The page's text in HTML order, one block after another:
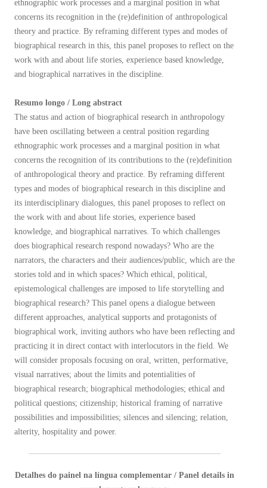
ethnographic work processes and a marginal position in what
concerns its recognition in the (re)definition of anthropological
theory and practice. By reframing different types and modes of
biographical research in this, this panel proposes to reflect on the
work with and about life stories, experience based knowledge,
and biographical narratives in the discipline.
Resumo longo / Long abstract
The status and action of biographical research in anthropology
have been oscillating between a central position regarding
ethnographic work processes and a marginal position in what
concerns the recognition of its contributions to the (re)definition
of anthropological theory and practice. By reframing different
types and modes of biographical research in this discipline and
its interdisciplinary dialogues, this panel proposes to reflect on
the work with and about life stories, experience based
knowledge, and biographical narratives. To which challenges
does biographical research respond nowadays? Who are the
narrators, the characters and their audiences/public, which are the
stories told and in which spaces? Which ethical, political,
epistemological challenges are imposed to life storytelling and
biographical research? This panel opens a dialogue between
different approaches, analytical supports and protagonists of
biographical work, inviting authors who have been reflecting and
practicing it in direct contact with interlocutors in the field. We
will consider proposals focusing on oral, written, performative,
visual narratives; about the limits and potentialities of
biographical research; biographical methodologies; ethical and
political questions; citizenship; historical framing of narrative
possibilities and impossibilities; silences and silencing; relation,
alterity, hospitality and power.
Detalhes do painel na língua complementar / Panel details in